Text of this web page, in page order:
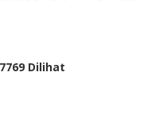
7769 Dilihat